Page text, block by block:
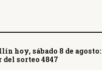
hoy, sábado 8 de agosto:
sorteo 4847